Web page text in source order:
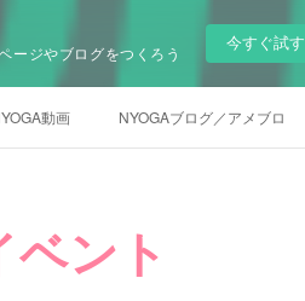
ージやブログをつくろう
今すぐ試す
動画 NYOGAブログ／アメブロ
ント